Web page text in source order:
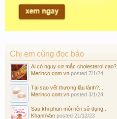
Chị em cùng đọc báo
Ai có nguy cơ mắc cholesterol cao?
Merinco.com.vn posted 7/1/24
Tại sao vết thương lâu lành?...
Merinco.com.vn posted 3/1/24
Sau khi phun môi nên sử dụng...
KhanhVan posted 21/12/23